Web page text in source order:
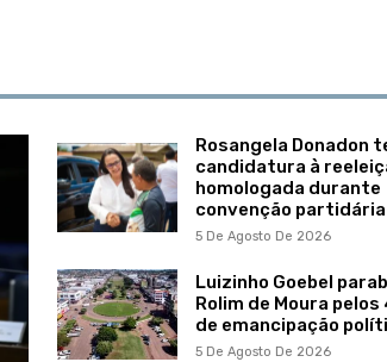
Rosangela Donadon
candidatura à
homologada durante
convenção partidária
5 De Agosto De 2026
Luizinho Goebel
Rolim de Moura pelos
de emancipação
5 De Agosto De 2026